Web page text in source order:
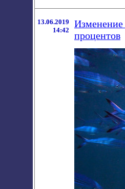
13.06.2019
14:42
процентов